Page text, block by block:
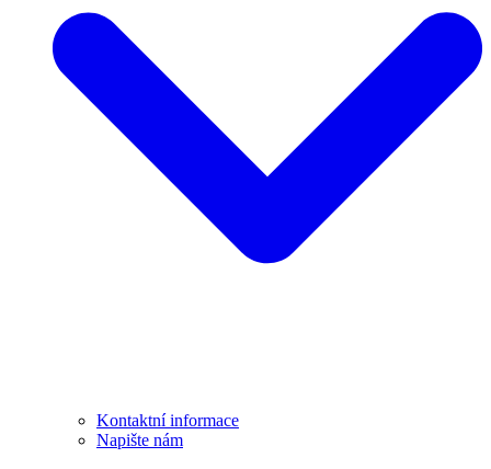
Kontaktní informace
Napište nám